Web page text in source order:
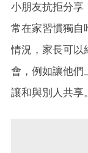
小朋友抗拒分享
常在家習慣獨自
情況，家長可以
會，例如讓他們
讓和與別人共享。